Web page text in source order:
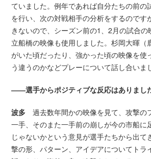
ていました。例年であれば自分たちの前の
を行い、次の対戦相手の分析をするのです
きないので、シーズン前の1、2月の試合
立船橋の映像も使用しました。杉岡大暉（
がいた頃だったり、強かった頃の映像を使
う違うのかなどプレーについて話し合いま
――選手からポジティブな反応はありまし
波多 過去数年間かの映像を見て、攻撃の
一手、そのまた一手前の崩しが今の市船に
じゃないかという意見が選手たちから出て
撃の形、パターン、アイデアについてトラ